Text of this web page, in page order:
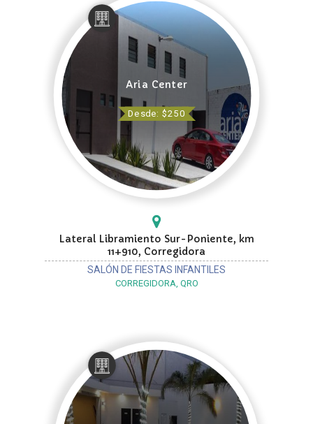
Aria Center
Desde: $250
Lateral Libramiento Sur-Poniente, km
11+910, Corregidora
SALÓN DE FIESTAS INFANTILES
CORREGIDORA, QRO